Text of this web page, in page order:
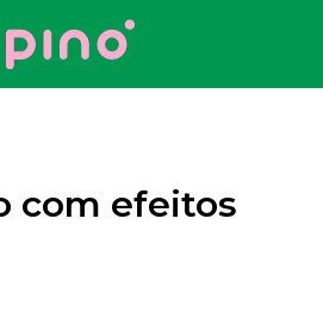
Your Company
com efeitos